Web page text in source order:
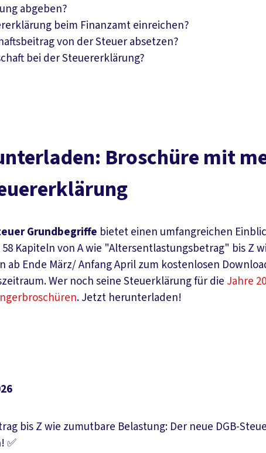
abgeben?
beim Finanzamt einreichen?
von der Steuer absetzen?
bei der Steuererklärung?
Broschüre mit
Grundbegriffe bietet einen umfangreichen
Kapiteln von A wie "Altersentlastungsbetrag" bis Z
ab Ende März/ Anfang April zum kostenlosen
Wer noch seine Steuerklärung für die Jahre
. Jetzt herunterladen!
bis Z wie zumutbare Belastung: Der neue DGB-
✅